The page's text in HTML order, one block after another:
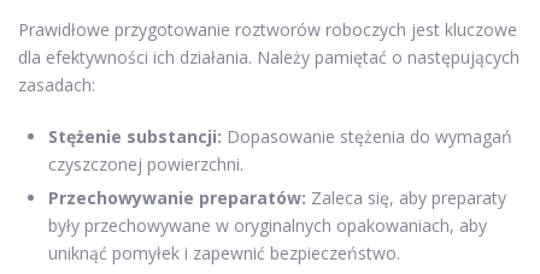
Prawidłowe przygotowanie roztworów roboczych jest kluczowe
dla efektywności ich działania. Należy pamiętać o następujących
zasadach:
Stężenie substancji: Dopasowanie stężenia do wymagań
czyszczonej powierzchni.
Przechowywanie preparatów: Zaleca się, aby preparaty
były przechowywane w oryginalnych opakowaniach, aby
uniknąć pomyłek i zapewnić bezpieczeństwo.